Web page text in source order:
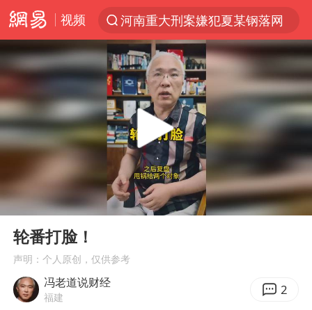
视频
河南重大刑案嫌犯夏某钢落网
光影经济撬动暑期消费新蓝海
陈思诚零点晒照为佟丽娅庆生
微信又有新功能，你可以“撤回”你的撤回了！
河南发布农田渍涝灾害风险预警
新疆优化调整景区内自驾服务费
情侣平潭拍日出坠崖1死1伤
《欢迎来龙餐馆》口碑
郑丽文：台湾从来没有“独立”过
酒店花洒现排泄物住客索赔遭拒
Play
00:00 11:43
轮番打脸！
声明：个人原创，仅供参考
冯老道说财经
福建 2